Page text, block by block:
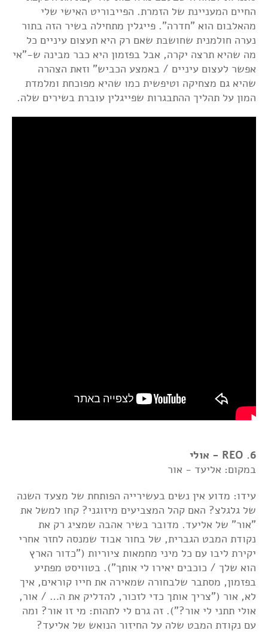
החיים המעניינת של הזמרת. הפייבוריט האישי שלי
מהאלבום הוא "חדרה". פייגלין מתחילה בשיר הזה בתור
נערה חולמנית שחושבת שאם רק היא תעצום עיניים כל
מה שהיא תרצה יקרה, אבל בפזמון היא כבר מבינה ש-"אי
אפשר לעצום עיניים / באמצע הכביש" וזאת הצהרה
שהיא גם מצחיקה וטיפשית כמו שהיא מפוכחת ומלמדת
המון על תהליך ההתבגרות שפייגלין עוברת בשירים שלה.
6. REO - אולי
במקום: אליעד - אור
עידו: מדוע אין נשים בעשירייה הפותחת של מצעד השנה
של גלגלצ? האם קהל המצביעים מיזוגני? קחו למשל את
"אור" של אליעד. מדובר בשיר אהבה שמציג רק את
נקודת המבט הגברית, של בחור אבוד שמנסה לחזר אחרי
יקירת ליבו עם כל מיני מחמאות ציוריות ("כדור הארץ
הוא שלך / כוכבים יאירו לי אותך"). בטוויסט מפתיע
בפזמון, מסתבר שלבחורה שמאירה את חייו קוראים, איך
לא, אור ("צריך אותך כדי לזכור, להדליק את ה… / אור,
אולי תתני לי אור?"). זה גרם לי לתהות: מי זו אור? ומה
עם נקודת המבט שלה על החיזור הנואש של אליעד?